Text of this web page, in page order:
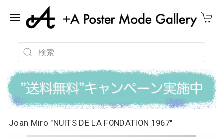
Joan Miro "NUITS DE LA FONDATION 1967"